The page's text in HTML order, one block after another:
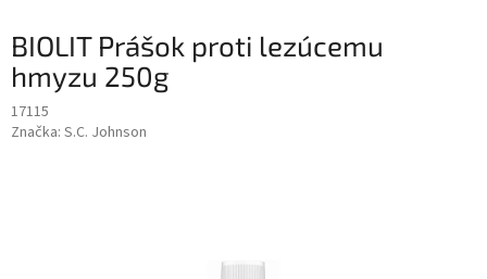
BIOLIT Prášok proti lezúcemu
hmyzu 250g
17115
Značka: S.C. Johnson